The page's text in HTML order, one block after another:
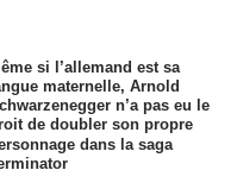
si l’allemand est sa
maternelle, Arnold
n’a pas eu le
de doubler son propre
dans la saga